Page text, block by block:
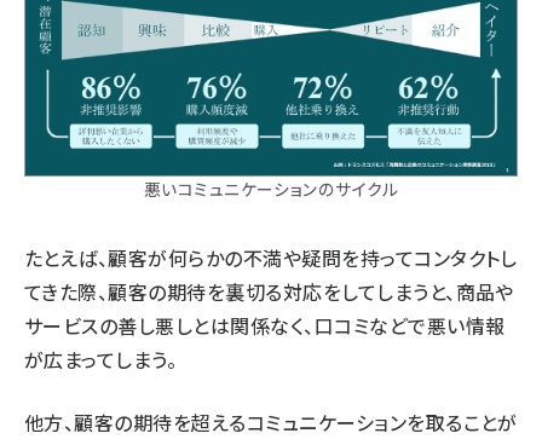
悪いコミュニケーションのサイクル
たとえば、顧客が何らかの不満や疑問を持ってコンタクトし
てきた際、顧客の期待を裏切る対応をしてしまうと、商品や
サービスの善し悪しとは関係なく、口コミなどで悪い情報
が広まってしまう。
他方、顧客の期待を超えるコミュニケーションを取ることが